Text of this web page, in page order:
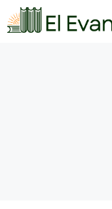
Saltar
al